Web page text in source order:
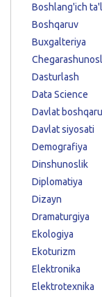
Boshlang'ich
Boshqaruv
Buxgalteriya
Dasturlash
Data Science
Davlat
Davlat siyosati
Demografiya
Dinshunoslik
Diplomatiya
Dizayn
Dramaturgiya
Ekologiya
Ekoturizm
Elektronika
Elektrotexnika